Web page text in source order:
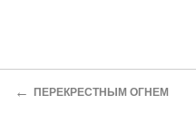
← ПЕРЕКРЕСТНЫМ ОГНЕМ